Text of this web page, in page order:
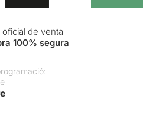
oficial de venta
100% segura